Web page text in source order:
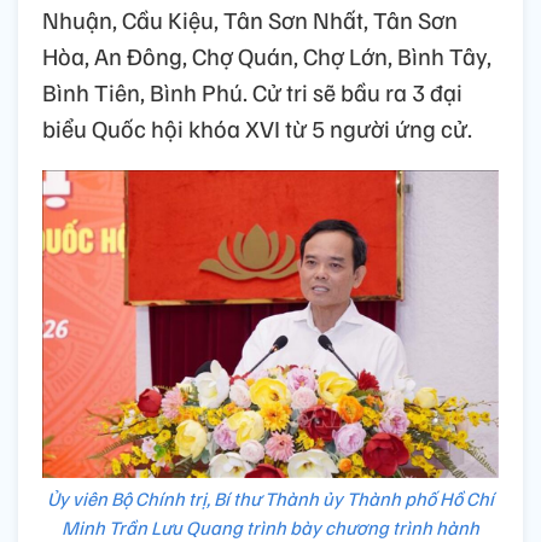
Nhuận, Cầu Kiệu, Tân Sơn Nhất, Tân Sơn
Hòa, An Đông, Chợ Quán, Chợ Lớn, Bình Tây,
Bình Tiên, Bình Phú. Cử tri sẽ bầu ra 3 đại
biểu Quốc hội khóa XVI từ 5 người ứng cử.
Ủy viên Bộ Chính trị, Bí thư Thành ủy Thành phố Hồ Chí
Minh Trần Lưu Quang trình bày chương trình hành